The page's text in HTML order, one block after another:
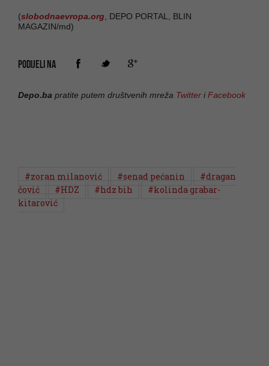
(slobodnaevropa.org , DEPO PORTAL, BLIN
MAGAZIN/md)
PODIJELI NA
Depo.ba pratite putem društvenih mreža Twitter iFacebook
#zoran milanović #senad pećanin
#dragan
čović
#HDZ #hdz bih
#kolinda grabar-
kitarović